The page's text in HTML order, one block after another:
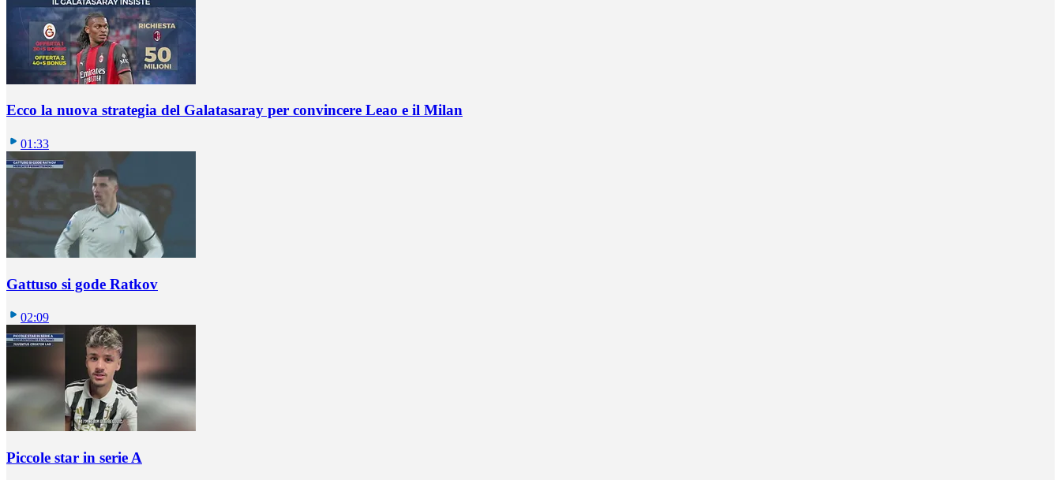
Ecco la nuova strategia del Galatasaray per convincere Leao e il Milan
01:33
Gattuso si gode Ratkov
02:09
Piccole star in serie A